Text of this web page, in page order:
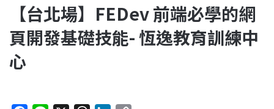
【台北場】FEDev 前端必學的網
頁開發基礎技能- 恆逸教育訓練中
心